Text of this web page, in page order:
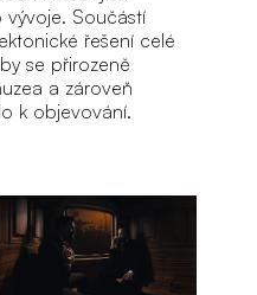
Součástí
řešení celé
se přirozeně
a zároveň
k objevování.